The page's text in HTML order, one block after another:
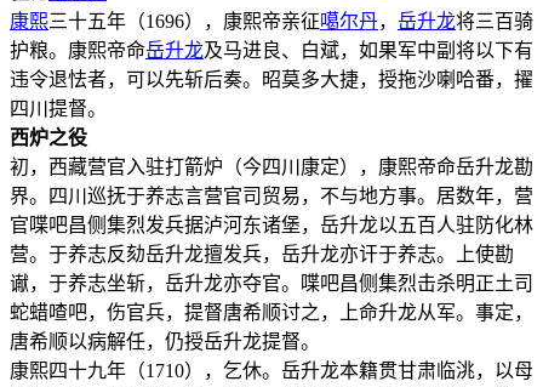
康熙三十五年（1696），康熙帝亲征噶尔丹， 岳升龙将三百骑
护粮。康熙帝命岳升龙及马进良、白斌，如果军中副将以下有
违令退怯者，可以先斩后奏。昭莫多大捷，授拖沙喇哈番，擢
四川提督。
西炉之役
初，西藏营官入驻打箭炉（今四川康定），康熙帝命岳升龙勘
界。四川巡抚于养志言营官司贸易，不与地方事。居数年，营
官喋吧昌侧集烈发兵据泸河东诸堡，岳升龙以五百人驻防化林
营。于养志反劾岳升龙擅发兵，岳升龙亦讦于养志。上使勘
谳，于养志坐斩，岳升龙亦夺官。喋吧昌侧集烈击杀明正土司
蛇蜡喳吧，伤官兵，提督唐希顺讨之，上命升龙从军。事定，
唐希顺以病解任，仍授岳升龙提督。
康熙四十九年（1710），乞休。岳升龙本籍贯甘肃临洮，以母